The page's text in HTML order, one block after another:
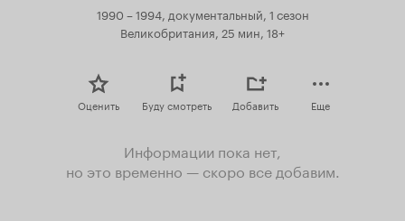
1990 – 1994, документальный, 1 сезон
Великобритания, 25 мин, 18+
Оценить Буду смотреть Добавить Еще
Информации пока нет,
но это временно — скоро все добавим.